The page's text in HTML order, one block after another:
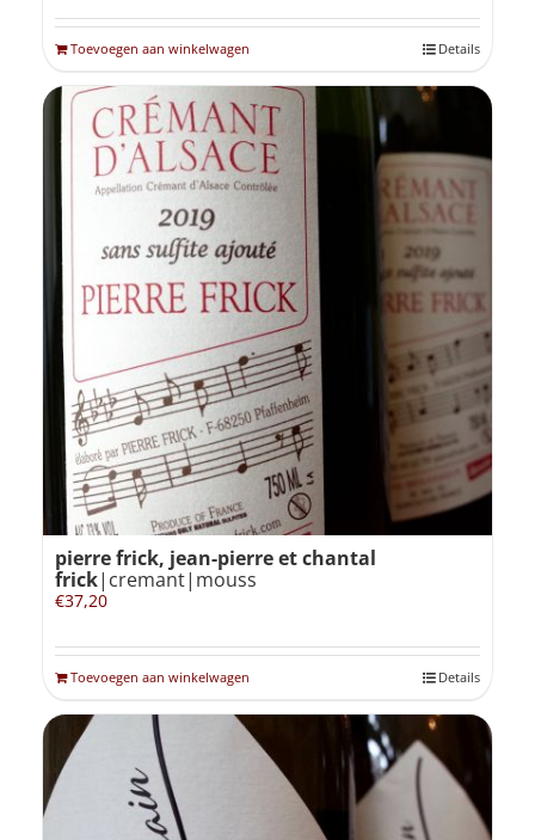
Toevoegen aan winkelwagen Details
pierre frick, jean-pierre et chantal
frick|cremant|mouss
€37,20
Toevoegen aan winkelwagen Details